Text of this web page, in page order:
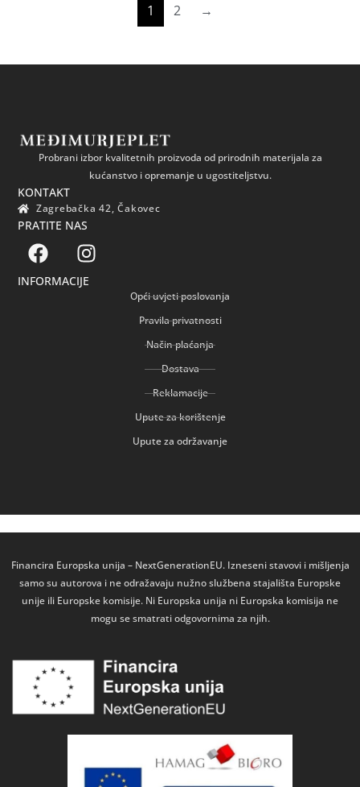
1 2 →
Probrani izbor kvalitetnih proizvoda od prirodnih materijala za
kućanstvo i opremanje u ugostiteljstvu.
KONTAKT
Zagrebačka 42, Čakovec
PRATITE NAS
INFORMACIJE
Opći uvjeti poslovanja
Pravila privatnosti
Način plaćanja
Dostava
Reklamacije
Upute za korištenje
Upute za održavanje
Financira Europska unija – NextGenerationEU. Izneseni stavovi i mišljenja
samo su autorova i ne odražavaju nužno službena stajališta Europske
unije ili Europske komisije. Ni Europska unija ni Europska komisija ne
mogu se smatrati odgovornima za njih.